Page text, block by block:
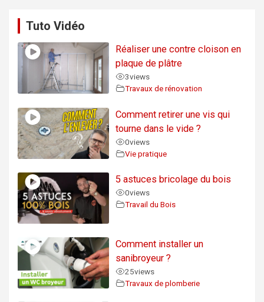
Tuto Vidéo
Réaliser une contre cloison en
plaque de plâtre
3views
Travaux de rénovation
Comment retirer une vis qui
tourne dans le vide ?
0views
Vie pratique
5 astuces bricolage du bois
0views
Travail du Bois
Comment installer un
sanibroyeur ?
25views
Travaux de plomberie